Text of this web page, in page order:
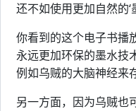
还不如使用更加自然的‘
你看到的这个电子书播
永远更加环保的墨水技
例如乌贼的大脑神经来
另一方面，因为乌贼也